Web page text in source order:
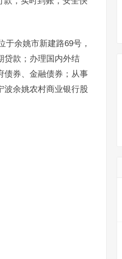
于余姚市新建路69号，
贷款；办理国内外结
债券、金融债券；从事
波余姚农村商业银行股